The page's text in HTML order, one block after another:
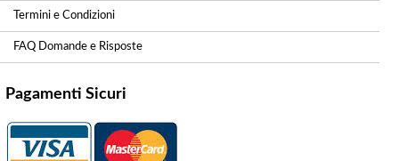
Termini e Condizioni
FAQ Domande e Risposte
Pagamenti Sicuri